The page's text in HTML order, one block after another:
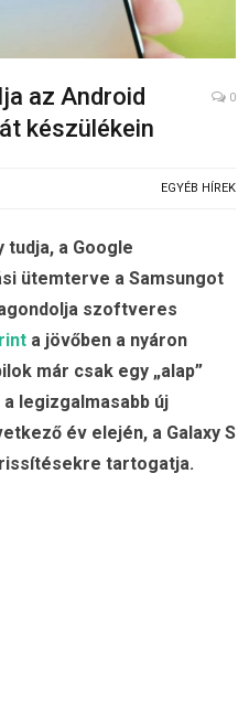
az Android
készülékein
0
EGYÉB HÍREK
a Google
ütemterve a Samsungot
szoftveres
a jövőben a nyáron
már csak egy „alap”
legizgalmasabb új
év elején, a Galaxy S
tartogatja.